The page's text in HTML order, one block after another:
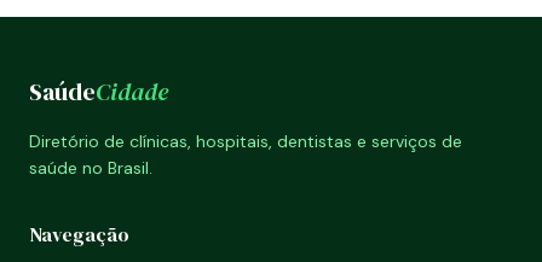
SaúdeCidade
Diretório de clínicas, hospitais, dentistas e serviços de
saúde no Brasil.
Navegação